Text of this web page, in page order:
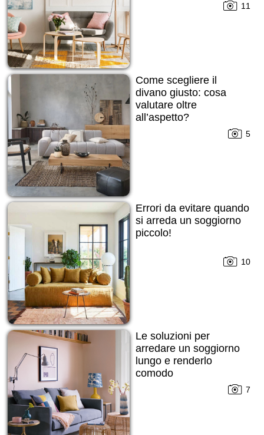
11
Come scegliere il
divano giusto: cosa
valutare oltre
all’aspetto?
5
Errori da evitare quando
si arreda un soggiorno
piccolo!
10
Le soluzioni per
arredare un soggiorno
lungo e renderlo
comodo
7